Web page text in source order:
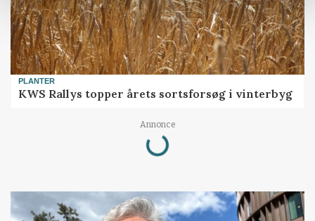
PLANTER
KWS Rallys topper årets sortsforsøg i vinterbyg
Annonce
Loading...